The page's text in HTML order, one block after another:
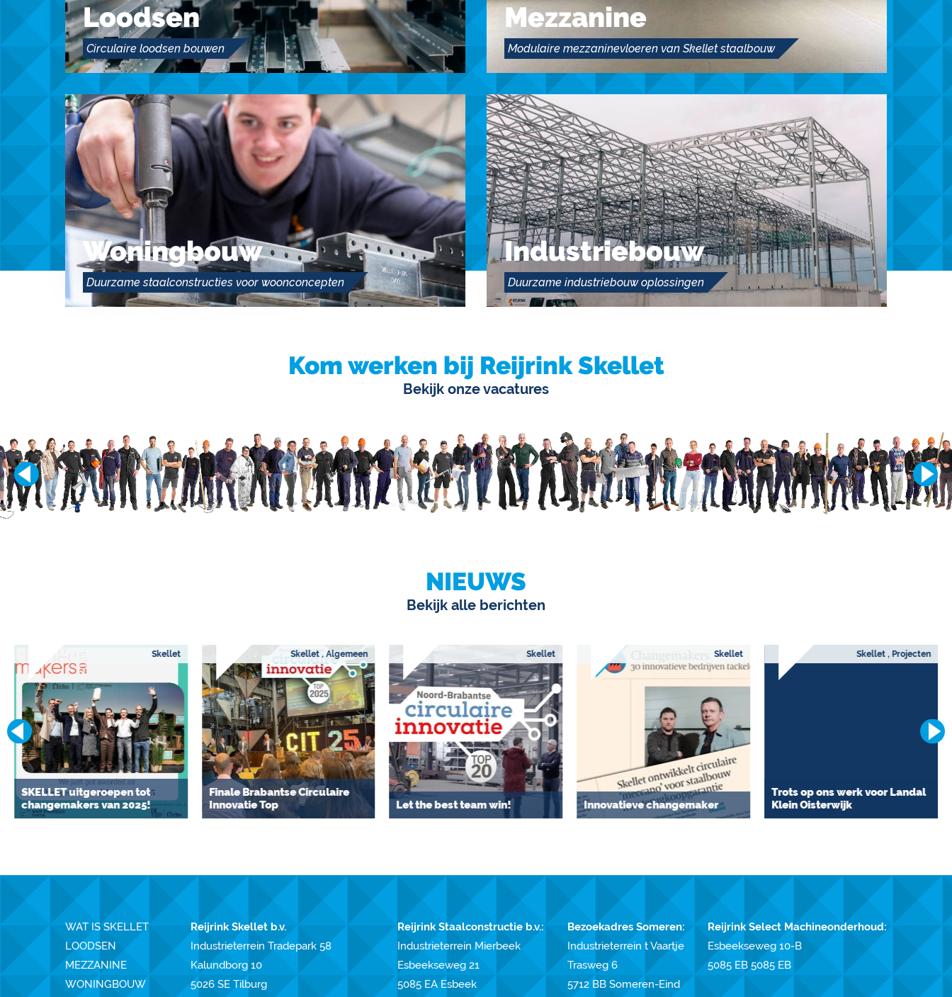
Loodsen
Circulaire loodsen bouwen
Mezzanine
Modulaire mezzaninevloeren van Skellet staalbouw
Woningbouw
Duurzame staalconstructies voor woonconcepten
Industriebouw
Duurzame industriebouw oplossingen
Kom werken bij Reijrink Skellet
Bekijk onze vacatures
NIEUWS
Bekijk alle berichten
Skellet
SKELLET uitgeroepen tot
changemakers van 2025!
Skellet , Algemeen
Finale Brabantse Circulaire
Innovatie Top
Skellet
Let the best team win!
Skellet
Innovatieve changemaker
Skellet , Projecten
Trots op ons werk voor Landal
Klein Oisterwijk
WAT IS SKELLET
LOODSEN
MEZZANINE
WONINGBOUW
Reijrink Skellet b.v.
Industrieterrein Tradepark 58
Kalundborg 10
5026 SE Tilburg
Reijrink Staalconstructie b.v.:
Industrieterrein Mierbeek
Esbeekseweg 21
5085 EA Esbeek
Bezoekadres Someren:
Industrieterrein t Vaartje
Trasweg 6
5712 BB Someren-Eind
Reijrink Select Machineonderhoud:
Esbeekseweg 10-B
5085 EB 5085 EB